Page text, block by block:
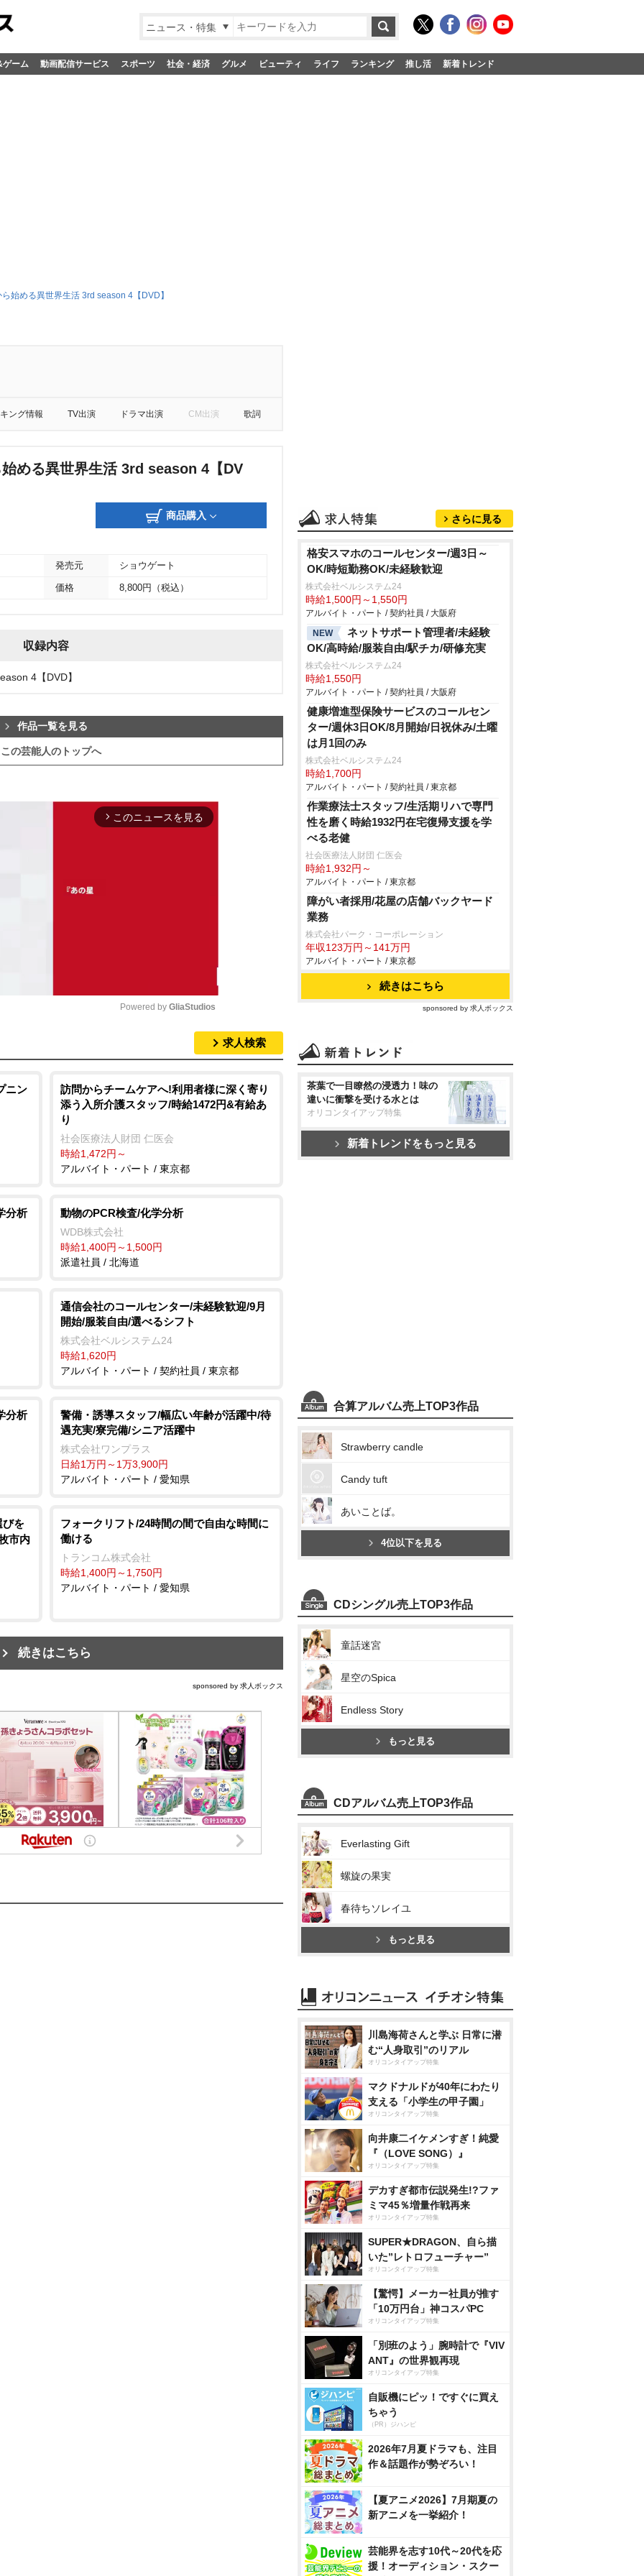
ニュース・特集
ゲーム 動画配信サービス スポーツ 社会・経済 グルメ ビューティ ライフ ランキング 推し活 新着トレンド
始める異世界生活 3rd season 4【DVD】
ング情報 TV出演 ドラマ出演 CM出演 歌詞
める異世界生活 3rd season 4【DV
商品購入
発売元 ショウゲート
価格 8,800円（税込）
収録内容
4【DVD】
作品一覧を見る
この芸能人のトップへ
arrow_forward_ios このニュースを見る
t
e
Powered by GliaStudios
求人検索
ニン
訪問からチームケアへ!利用者様に深く寄り
添う入所介護スタッフ/時給1472円&有給あ
り
社会医療法人財団 仁医会
時給1,472円～
アルバイト・パート / 東京都
分析 動物のPCR検査/化学分析
WDB株式会社
時給1,400円～1,500円
派遣社員 / 北海道
通信会社のコールセンター/未経験歓迎/9月
開始/服装自由/選べるシフト
株式会社ベルシステム24
時給1,620円
アルバイト・パート / 契約社員 / 東京都
分析
警備・誘導スタッフ/幅広い年齢が活躍中/待
遇充実/寮完備/シニア活躍中
株式会社ワンプラス
日給1万円～1万3,900円
アルバイト・パート / 愛知県
びを
市内
フォークリフト/24時間の間で自由な時間に
働ける
トランコム株式会社
時給1,400円～1,750円
アルバイト・パート / 愛知県
続きはこちら
sponsored by 求人ボックス
さらに見る
格安スマホのコールセンター/週3日～
OK/時短勤務OK/未経験歓迎
株式会社ベルシステム24
時給1,500円～1,550円
アルバイト・パート / 契約社員 / 大阪府
NEW
ネットサポート管理者/未経験
OK/高時給/服装自由/駅チカ/研修充実
株式会社ベルシステム24
時給1,550円
アルバイト・パート / 契約社員 / 大阪府
健康増進型保険サービスのコールセン
ター/週休3日OK/8月開始/日祝休み/土曜
は月1回のみ
株式会社ベルシステム24
時給1,700円
アルバイト・パート / 契約社員 / 東京都
作業療法士スタッフ/生活期リハで専門
性を磨く時給1932円在宅復帰支援を学
べる老健
社会医療法人財団 仁医会
時給1,932円～
アルバイト・パート / 東京都
障がい者採用/花屋の店舗バックヤード
業務
株式会社パーク・コーポレーション
年収123万円～141万円
アルバイト・パート / 東京都
続きはこちら
sponsored by 求人ボックス
茶葉で一目瞭然の浸透力！味の
違いに衝撃を受ける水とは
オリコンタイアップ特集
新着トレンドをもっと見る
合算アルバム売上TOP3作品
Strawberry candle
Candy tuft
あいことば。
4位以下を見る
CDシングル売上TOP3作品
童話迷宮
星空のSpica
Endless Story
もっと見る
CDアルバム売上TOP3作品
Everlasting Gift
螺旋の果実
春待ちソレイユ
もっと見る
川島海荷さんと学ぶ 日常に潜
む“人身取引”のリアル
オリコンタイアップ特集
マクドナルドが40年にわたり
支える「小学生の甲子園」
オリコンタイアップ特集
向井康二イケメンすぎ！純愛
『（LOVE SONG）』
オリコンタイアップ特集
デカすぎ都市伝説発生!?ファ
ミマ45％増量作戦再来
オリコンタイアップ特集
SUPER★DRAGON、自ら描
いた”レトロフューチャー”
オリコンタイアップ特集
【驚愕】メーカー社員が推す
「10万円台」神コスパPC
オリコンタイアップ特集
「別班のよう」腕時計で『VIV
ANT』の世界観再現
オリコンタイアップ特集
自販機にピッ！ですぐに買え
ちゃう
（PR）ジハンピ
2026年7月夏ドラマも、注目
作＆話題作が勢ぞろい！
【夏アニメ2026】7月期夏の
新アニメを一挙紹介！
芸能界を志す10代～20代を応
援！オーディション・スクー